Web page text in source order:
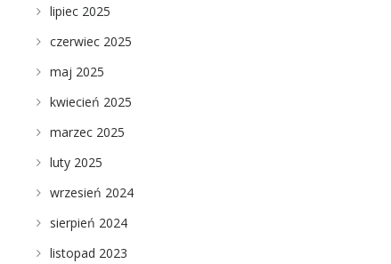
lipiec 2025
czerwiec 2025
maj 2025
kwiecień 2025
marzec 2025
luty 2025
wrzesień 2024
sierpień 2024
listopad 2023